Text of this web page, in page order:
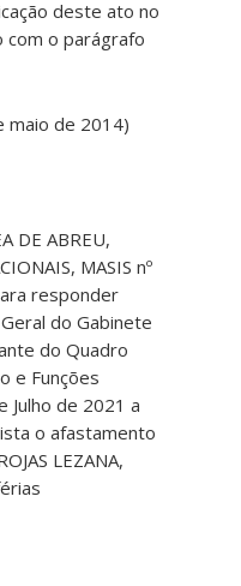
deste ato no
com o parágrafo
maio de 2014)
DE ABREU,
MASIS nº
responder
do Gabinete
do Quadro
e Funções
Julho de 2021 a
o afastamento
LEZANA,